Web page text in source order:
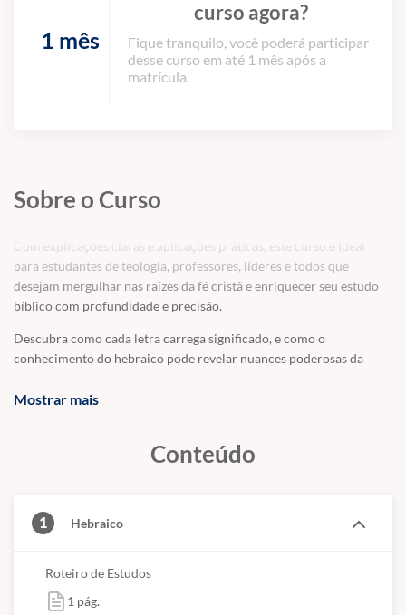
1 mês
curso agora?
Fique tranquilo, você poderá participar
desse curso em até 1 mês após a
matrícula.
Sobre o Curso
Com explicações claras e aplicações práticas, este curso é ideal
para estudantes de teologia, professores, líderes e todos que
desejam mergulhar nas raízes da fé cristã e enriquecer seu estudo
bíblico com profundidade e precisão.
Descubra como cada letra carrega significado, e como o
conhecimento do hebraico pode revelar nuances poderosas da
Mostrar mais
Conteúdo
1 Hebraico
Roteiro de Estudos
1 pág.